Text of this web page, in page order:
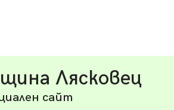
Лясковец
сайт